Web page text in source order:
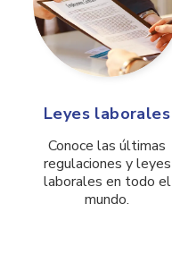
Leyes laborales
Conoce las últimas
regulaciones y leyes
laborales en todo el
mundo.